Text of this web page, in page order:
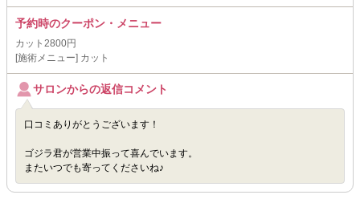
予約時のクーポン・メニュー
カット2800円
[施術メニュー] カット
サロンからの返信コメント
口コミありがとうございます！
ゴジラ君が営業中振って喜んでいます。
またいつでも寄ってくださいね♪